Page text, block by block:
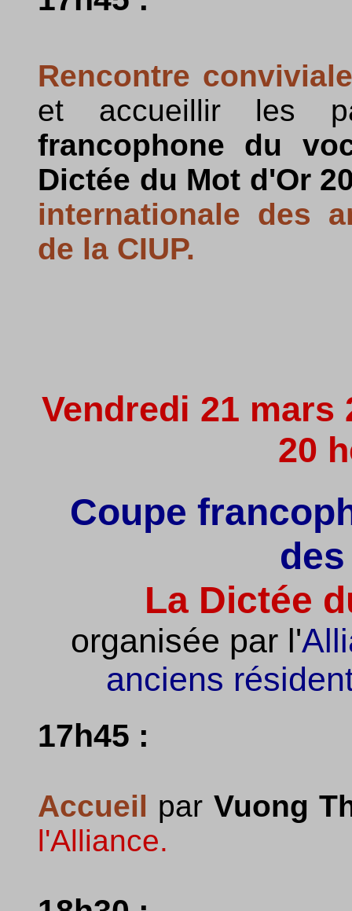
Rencontre
et accueillir les
francophone du
Dictée du Mot d'Or
internationale des
de la CIUP.
Vendredi 21 mars
20
Coupe
La Dictée
organisée par l'
anciens
17h45 :
Accueil par Vuong
l'Alliance.